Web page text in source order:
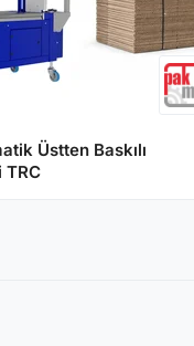
Üstten Baskılı
TRC